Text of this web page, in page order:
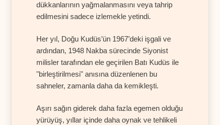
dükkanlarının yağmalanmasını veya tahrip
edilmesini sadece izlemekle yetindi.
Her yıl, Doğu Kudüs’ün 1967’deki işgali ve
ardından, 1948 Nakba sürecinde Siyonist
milisler tarafından ele geçirilen Batı Kudüs ile
"birleştirilmesi" anısına düzenlenen bu
sahneler, zamanla daha da kemikleşti.
Aşırı sağın giderek daha fazla egemen olduğu
yürüyüş, yıllar içinde daha oynak ve tehlikeli